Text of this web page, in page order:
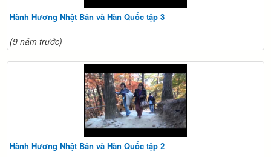
Hành Hương Nhật Bản và Hàn Quốc tập 3
(9 năm trước)
Hành Hương Nhật Bản và Hàn Quốc tập 2